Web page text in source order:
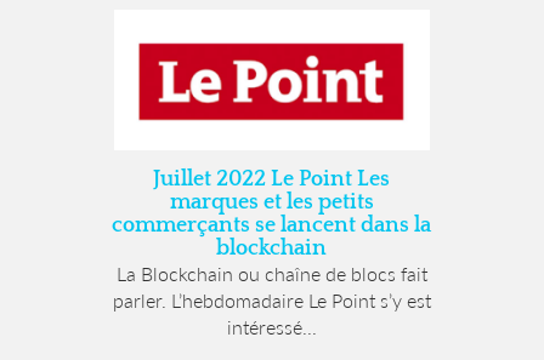
Juillet 2022 Le Point Les
marques et les petits
commerçants se lancent dans la
blockchain
La Blockchain ou chaîne de blocs fait
parler. L’hebdomadaire Le Point s’y est
intéressé...